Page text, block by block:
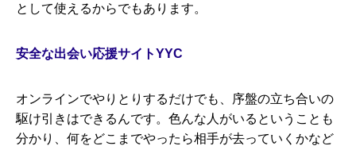
として使えるからでもあります。
安全な出会い応援サイトYYC
オンラインでやりとりするだけでも、序盤の立ち合いの
駆け引きはできるんです。色んな人がいるということも
分かり、何をどこまでやったら相手が去っていくかなど